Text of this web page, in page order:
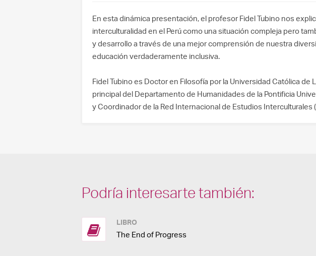
En esta dinámica presentación, el profesor Fidel Tubino nos
interculturalidad en el Perú como una situación compleja pero
y desarrollo a través de una mejor comprensión de nuestra
educación verdaderamente inclusiva.
Fidel Tubino es Doctor en Filosofía por la Universidad Católica de
principal del Departamento de Humanidades de la Pontificia
y Coordinador de la Red Internacional de Estudios Interculturales
Podría interesarte también:
LIBRO
The End of Progress